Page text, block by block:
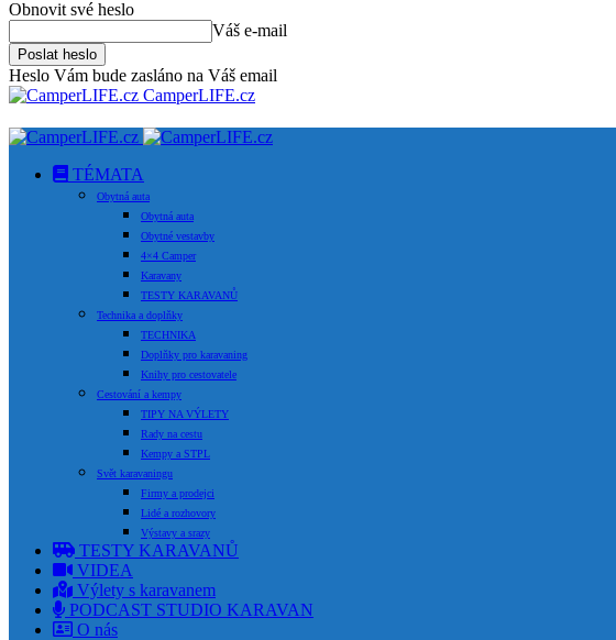
Obnovit své heslo
Váš e-mail
Heslo Vám bude zasláno na Váš email
CamperLIFE.cz
TÉMATA
Obytná auta
Obytná auta
Obytné vestavby
4×4 Camper
Karavany
TESTY KARAVANŮ
Technika a doplňky
TECHNIKA
Doplňky pro karavaning
Knihy pro cestovatele
Cestování a kempy
TIPY NA VÝLETY
Rady na cestu
Kempy a STPL
Svět karavaningu
Firmy a prodejci
Lidé a rozhovory
Výstavy a srazy
TESTY KARAVANŮ
VIDEA
Výlety s karavanem
PODCAST STUDIO KARAVAN
O nás